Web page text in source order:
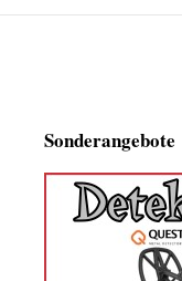
Sonderangebote